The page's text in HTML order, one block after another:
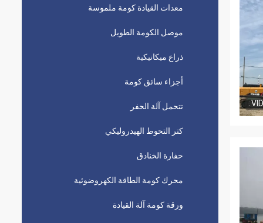
معدات القيادة كومة ملموسة
موصل الكومة الطويل
ذراع ميكانيكية
أجزاء سائق كومة
تتحمل آلة الحفر
كتر التحوط الهيدروليكي
حفارة الخنادق
محرك كومة الطاقة الكهروضوئية
ورقة كومة آلة القيادة